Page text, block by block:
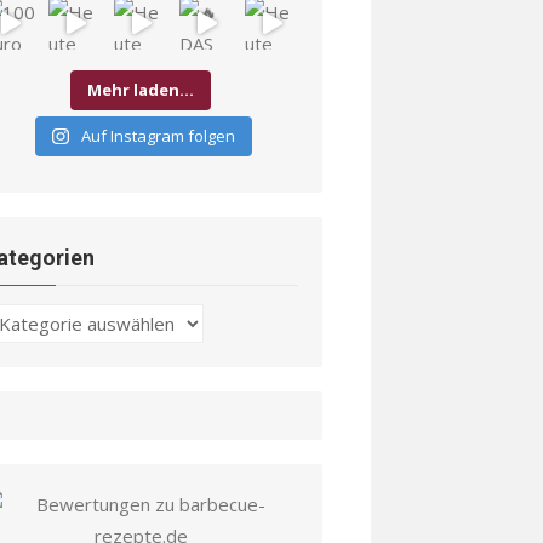
Mehr laden…
Auf Instagram folgen